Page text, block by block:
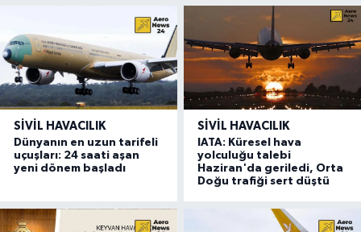
SIVIL HAVACILIK
Dünyanın en uzun tarifeli
uçuşları: 24 saati aşan
yeni dönem başladı
SIVIL HAVACILIK
IATA: Küresel hava
yolculuğu talebi
Haziran'da geriledi, Orta
Doğu trafiği sert düştü